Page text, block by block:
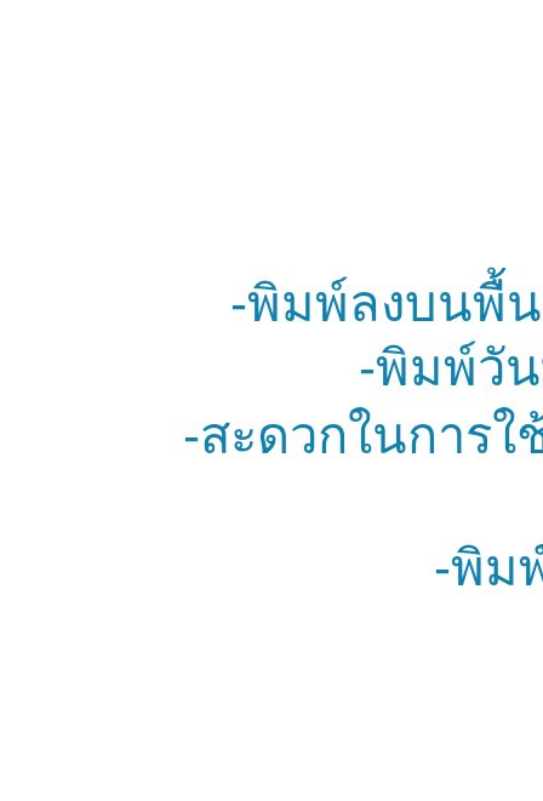
-พิมพ์ลงบนพื้น
-พิมพ์วั
-สะดวกในการ
-พิม